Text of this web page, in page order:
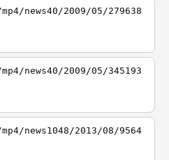
news40/2009/05/279638
news40/2009/05/345193
news1048/2013/08/9564